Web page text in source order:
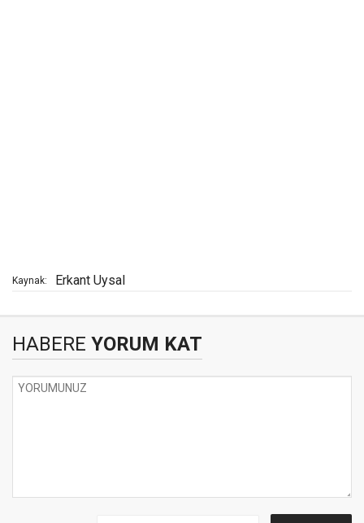
Kaynak: Erkant Uysal
HABERE YORUM KAT